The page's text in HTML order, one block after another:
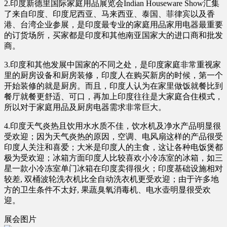
2.印度新德里国际家庭用品展览会Indian Houseware Show汇集
了来自印度、印度尼西亚、马来西亚、泰国、菲律宾以及香
港、台湾企业参展，是印度最专业的家庭用品家用电器最重要
的订货场所，买家都是印度和其他南亚国家大的进口商和批发
商。
3.印度和其他发展中国家的不同之处，是印度家庭非常重视家
里的厨房设备和厨房装修，印度人在购买新房的时候，第一个
开始装修的就是厨房。而且，印度人认为在家里做饭就餐比到
餐厅就餐更舒适、可口，再加上印度往往是大家庭合住模式，
所以对于家庭用品及厨房电器需求非常巨大。
4.印度天气炎热且饮用水水质不佳，饮水机及净水产品明显很
受欢迎；因为天气炎热的原因，空调、电风扇这样的产品很受
印度人关注和喜爱；大米是印度人的主食，这让各种电饭煲都
极为受欢迎；冰箱方面印度人比较喜欢小冷冻室的冰箱，如三
星一款小冷冻室单门冰箱在印度卖得很火；印度基础设施相对
较差, 双桶波轮洗衣机比全自动洗衣机更受欢迎；由于许多地
方的卫生条件不太好, 果蔬臭氧消毒机、电水壶明显很受欢
迎。
展会图片